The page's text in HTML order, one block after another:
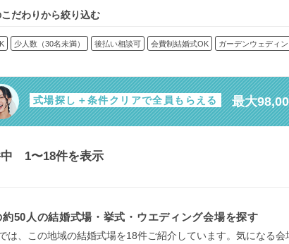
こだわりから絞り込む
少人数（30名未満） 後払い相談可 会費制結婚式OK ガーデンウェディ
式場探し＋条件クリアで全員もらえる 最大
1〜18件を表示
50人の結婚式場・挙式・ウエディング会場を探す
は、この地域の結婚式場を18件ご紹介しています。気になる